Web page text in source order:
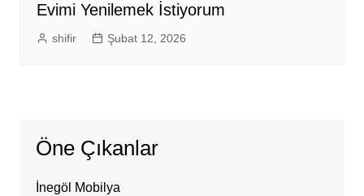
Evimi Yenilemek İstiyorum
shifir Şubat 12, 2026
Öne Çıkanlar
İnegöl Mobilya